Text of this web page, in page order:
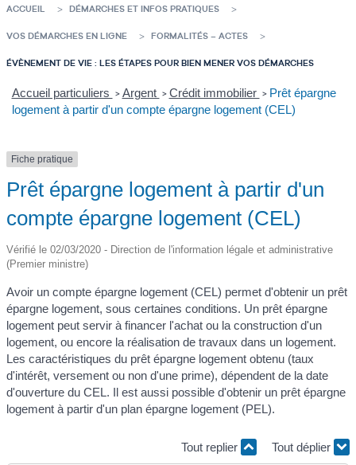
ACCUEIL DÉMARCHES ET INFOS PRATIQUES
VOS DÉMARCHES EN LIGNE FORMALITÉS – ACTES
ÉVÈNEMENT DE VIE : LES ÉTAPES POUR BIEN MENER VOS DÉMARCHES
Accueil particuliers > Argent > Crédit immobilier > Prêt épargne
logement à partir d'un compte épargne logement (CEL)
Fiche pratique
Prêt épargne logement à partir d'un
compte épargne logement (CEL)
Vérifié le 02/03/2020 - Direction de l'information légale et administrative
(Premier ministre)
Avoir un compte épargne logement (CEL) permet d'obtenir un prêt
épargne logement, sous certaines conditions. Un prêt épargne
logement peut servir à financer l'achat ou la construction d'un
logement, ou encore la réalisation de travaux dans un logement.
Les caractéristiques du prêt épargne logement obtenu (taux
d'intérêt, versement ou non d'une prime), dépendent de la date
d'ouverture du CEL. Il est aussi possible d'obtenir un prêt épargne
logement à partir d'un plan épargne logement (PEL).
Tout replier Tout déplier